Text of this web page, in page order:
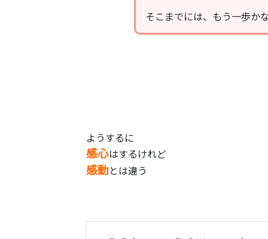
そこまでには、もう一歩か
ようするに
感心はするけれど
感動とは違う